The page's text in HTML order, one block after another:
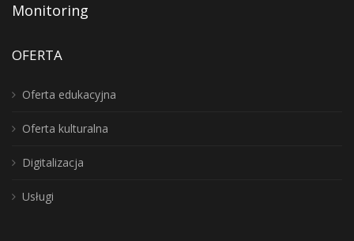
Monitoring
OFERTA
Oferta edukacyjna
Oferta kulturalna
Digitalizacja
Usługi